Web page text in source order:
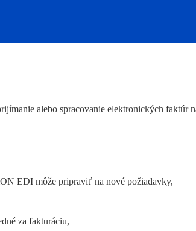
alebo spracovanie elektronických faktúr
EDI môže pripraviť na nové požiadavky,
za fakturáciu,